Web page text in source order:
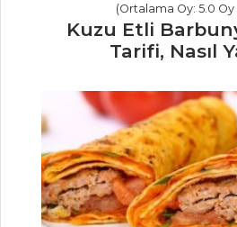
MAKARNA
Fıstıklı Pilav
Kavurma Tarifi,
Nasıl Yapılır?
Körili ve
Patlıcanlı Bulgur
Pilavı Tarifi, Nasıl
Yapılır?
(Ortalama Oy: 5.0 Oy
Kuzu Etli
Tarifi, Nasıl